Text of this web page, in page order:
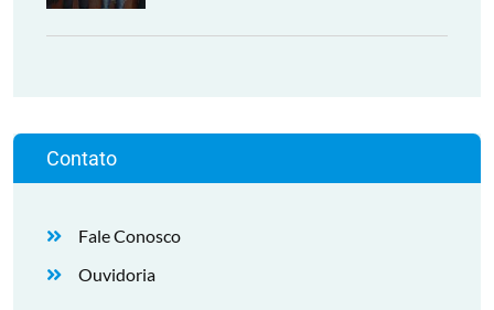
Contato
Fale Conosco
Ouvidoria